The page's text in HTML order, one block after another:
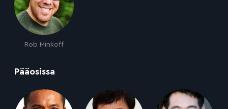
Rob Minkoff
Pääosissa